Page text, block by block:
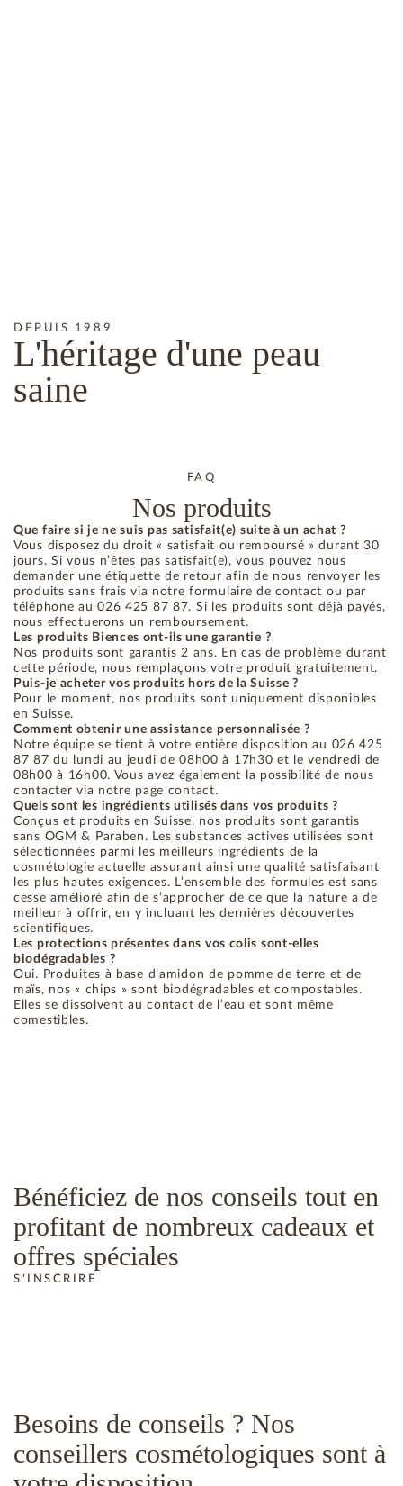
DEPUIS 1989
L'héritage d'une peau
saine
FAQ
Nos produits
Que faire si je ne suis pas satisfait(e) suite à un achat ?
Vous disposez du droit « satisfait ou remboursé » durant 30
jours. Si vous n’êtes pas satisfait(e), vous pouvez nous
demander une étiquette de retour afin de nous renvoyer les
produits sans frais via notre formulaire de contact ou par
téléphone au 026 425 87 87. Si les produits sont déjà payés,
nous effectuerons un remboursement.
Les produits Biences ont-ils une garantie ?
Nos produits sont garantis 2 ans. En cas de problème durant
cette période, nous remplaçons votre produit gratuitement.
Puis-je acheter vos produits hors de la Suisse ?
Pour le moment, nos produits sont uniquement disponibles
en Suisse.
Comment obtenir une assistance personnalisée ?
Notre équipe se tient à votre entière disposition au 026 425
87 87 du lundi au jeudi de 08h00 à 17h30 et le vendredi de
08h00 à 16h00. Vous avez également la possibilité de nous
contacter via notre page contact.
Quels sont les ingrédients utilisés dans vos produits ?
Conçus et produits en Suisse, nos produits sont garantis
sans OGM & Paraben. Les substances actives utilisées sont
sélectionnées parmi les meilleurs ingrédients de la
cosmétologie actuelle assurant ainsi une qualité satisfaisant
les plus hautes exigences. L’ensemble des formules est sans
cesse amélioré afin de s’approcher de ce que la nature a de
meilleur à offrir, en y incluant les dernières découvertes
scientifiques.
Les protections présentes dans vos colis sont-elles
biodégradables ?
Oui. Produites à base d’amidon de pomme de terre et de
maïs, nos « chips » sont biodégradables et compostables.
Elles se dissolvent au contact de l’eau et sont même
comestibles.
Bénéficiez de nos conseils tout en
profitant de nombreux cadeaux et
offres spéciales
S'INSCRIRE
Besoins de conseils ? Nos
conseillers cosmétologiques sont à